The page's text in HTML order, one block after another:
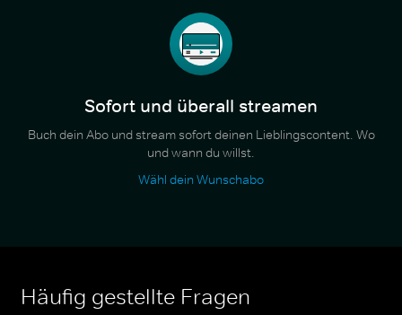
Sofort und überall streamen
Buch dein Abo und stream sofort deinen Lieblingscontent. Wo
und wann du willst.
Wähl dein Wunschabo
Häufig gestellte Fragen